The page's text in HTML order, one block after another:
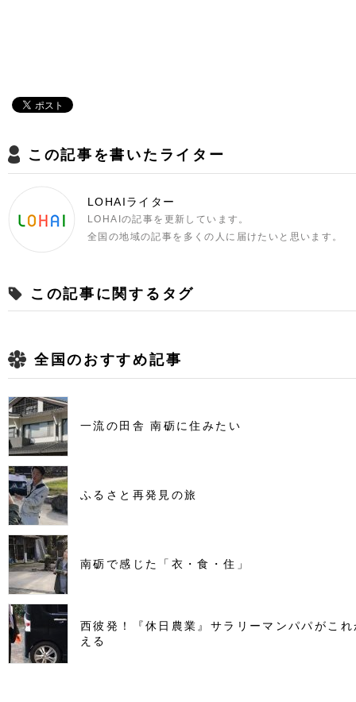
この記事を書いたライター
LOHAIライター
LOHAIの記事を更新しています。
全国の地域の記事を多くの人に届けたいと思います。
この記事に関するタグ
全国のおすすめ記事
一流の田舎 南砺に住みたい
ふるさと再発見の旅
南砺で感じた「衣・食・住」
西彼発！『休日農業』サラリーマンパパがこ
える